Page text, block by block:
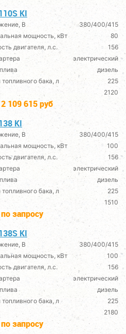
KI
В
380/400/415
мощность, кВт
80
двигателя, л.с.
156
электрический
дизель
бака, л
225
2120
2 109 615 руб
KI
В
380/400/415
мощность, кВт
100
двигателя, л.с.
156
электрический
дизель
бака, л
225
1510
по запросу
KI
В
380/400/415
мощность, кВт
100
двигателя, л.с.
156
электрический
дизель
бака, л
225
2180
по запросу